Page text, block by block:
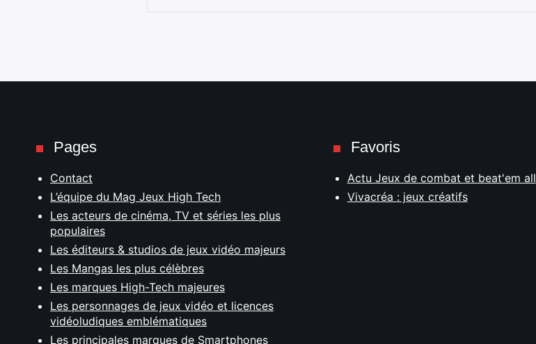
Pages
Contact
L’équipe du Mag Jeux High Tech
Les acteurs de cinéma, TV et séries les plus
populaires
Les éditeurs & studios de jeux vidéo majeurs
Les Mangas les plus célèbres
Les marques High-Tech majeures
Les personnages de jeux vidéo et licences
vidéoludiques emblématiques
Les principales marques de Smartphones
Favoris
Actu Jeux de combat et beat'em all
Vivacréa : jeux créatifs